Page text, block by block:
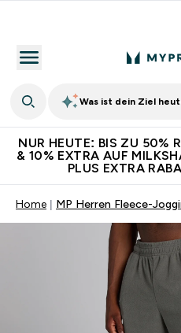
Was ist dein Ziel
NUR HEUTE: BIS ZU 50%
& 10% EXTRA AUF
PLUS EXTRA
Home MP Herren Fleece-